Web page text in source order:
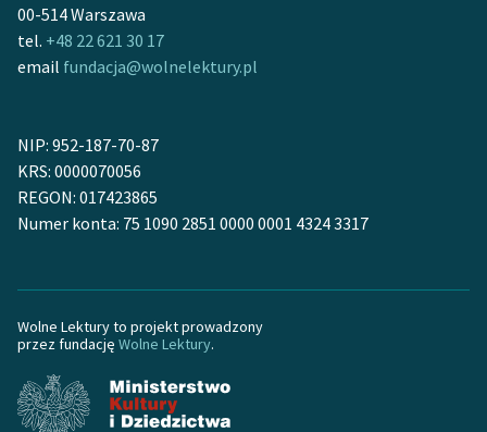
00-514 Warszawa
tel. +48 22 621 30 17
email fundacja@wolnelektury.pl
NIP: 952-187-70-87
KRS: 0000070056
REGON: 017423865
Numer konta: 75 1090 2851 0000 0001 4324 3317
Wolne Lektury to projekt prowadzony
przez fundację Wolne Lektury.